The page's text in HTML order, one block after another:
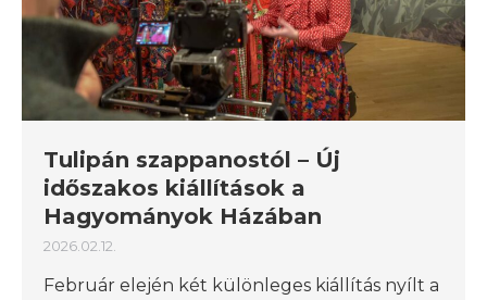
Tulipán szappanostól – Új
időszakos kiállítások a
Hagyományok Házában
2026.02.12.
Február elején két különleges kiállítás nyílt a